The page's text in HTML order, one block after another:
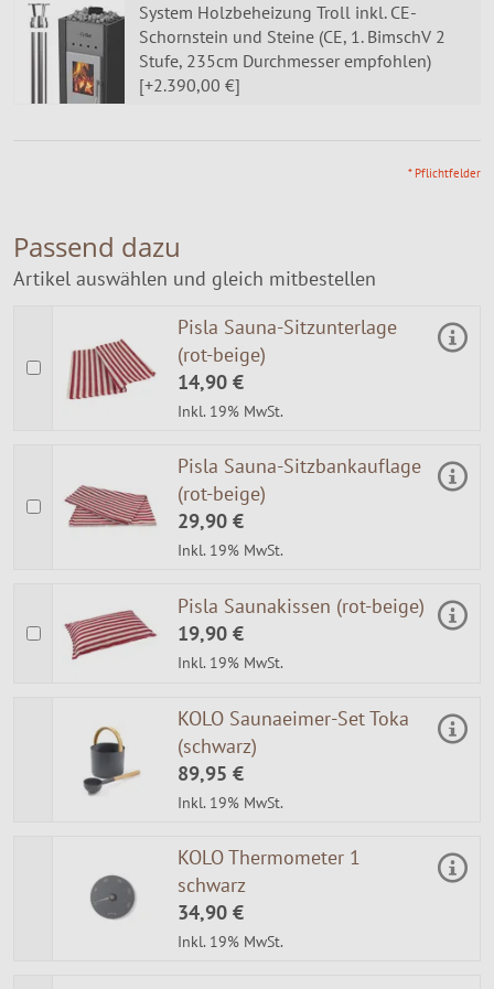
System Holzbeheizung Troll inkl. CE-
Schornstein und Steine (CE, 1. BimschV 2
Stufe, 235cm Durchmesser empfohlen)
[+2.390,00 €]
* Pflichtfelder
Passend dazu
Artikel auswählen und gleich mitbestellen
Pisla Sauna-Sitzunterlage
(rot-beige)
14,90 €
Inkl. 19% MwSt.
Pisla Sauna-Sitzbankauflage
(rot-beige)
29,90 €
Inkl. 19% MwSt.
Pisla Saunakissen (rot-beige)
19,90 €
Inkl. 19% MwSt.
KOLO Saunaeimer-Set Toka
(schwarz)
89,95 €
Inkl. 19% MwSt.
KOLO Thermometer 1
schwarz
34,90 €
Inkl. 19% MwSt.